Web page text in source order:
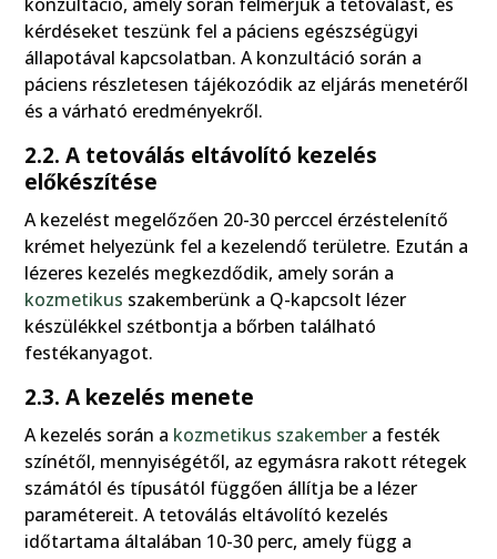
kérdéseket teszünk fel a páciens egészségügyi
állapotával kapcsolatban. A konzultáció során a
páciens részletesen tájékozódik az eljárás menetéről
és a várható eredményekről.
2.2. A tetoválás eltávolító kezelés
előkészítése
A kezelést megelőzően 20-30 perccel érzéstelenítő
krémet helyezünk fel a kezelendő területre. Ezután a
lézeres kezelés megkezdődik, amely során a
kozmetikus szakemberünk a Q-kapcsolt lézer
készülékkel szétbontja a bőrben található
festékanyagot.
2.3. A kezelés menete
A kezelés során a kozmetikus szakember a festék
színétől, mennyiségétől, az egymásra rakott rétegek
számától és típusától függően állítja be a lézer
paramétereit. A tetoválás eltávolító kezelés
időtartama általában 10-30 perc, amely függ a